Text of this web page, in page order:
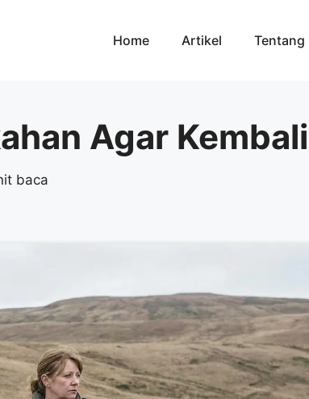
Home Artikel Tentang
Agar
baca